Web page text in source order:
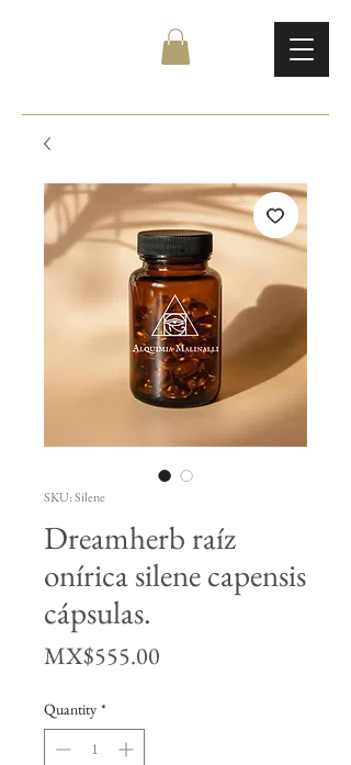
SKU: Silene
Dreamherb raíz
onírica silene capensis
cápsulas.
MX$555.00
Quantity *